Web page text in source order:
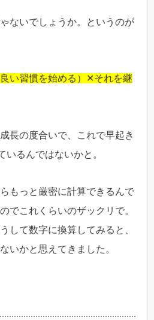
ないでしょうか。というのが
い習慣を始める）✕それを継
長の度合いで、これで早起き
いるんではないかと。
もっと厳密に計算できるんで
でこれくらいのザックリで。
して数字に換算してみると、
いかと思えてきました。